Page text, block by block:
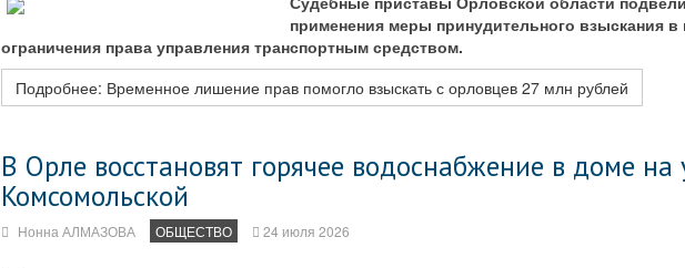
применения меры принудительного взыскания в
ограничения права управления транспортным средством.
Подробнее: Временное лишение прав помогло взыскать с орловцев 27 млн рублей
В Орле восстановят горячее водоснабжение в доме на
Комсомольской
Нонна АЛМАЗОВА ОБЩЕСТВО 24 июля 2026